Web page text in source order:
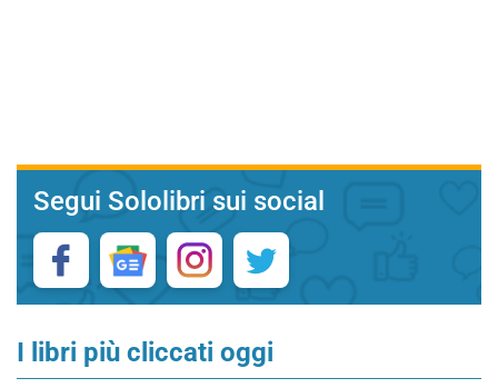
Segui Sololibri sui social
I libri più cliccati oggi